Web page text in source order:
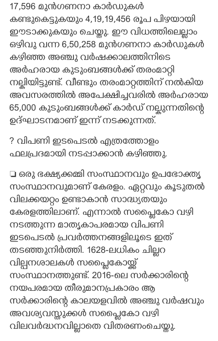
17,596 മുൻഗണനാ കാർഡുകൾ
കണ്ടുകെട്ടുകയും 4,19,19,456 രൂപ പിഴയായി
ഈടാക്കുകയും ചെയ്തു. ഈ വിധത്തിലെല്ലാം
ഒഴിവു വന്ന 6,50,258 മുൻഗണനാ കാർഡുകൾ
കഴിഞ്ഞ അഞ്ചു വർഷക്കാലത്തിനിടെ
അർഹരായ കുടുംബങ്ങൾക്ക് തരംമാറ്റി
നല്കിയിട്ടുണ്ട്. വീണ്ടും തരംമാറ്റത്തിന് നൽകിയ
അവസരത്തിൽ അപേക്ഷിച്ചവരിൽ അർഹരായ
65,000 കുടുംബങ്ങൾക്ക് കാർഡ് നല്കുന്നതിന്റെ
ഉദ്ഘാടനമാണ് ഇന്ന് നടക്കുന്നത്.
?​ വിപണി ഇടപെടൽ എത്രത്തോളം
ഫലപ്രദമായി നടപ്പാക്കാൻ കഴിഞ്ഞു.
 ഒരു ഭക്ഷ്യക്കമ്മി സംസ്ഥാനവും ഉപഭോക്തൃ
സംസ്ഥാനവുമാണ് കേരളം. ഏറ്റവും കൂടുതൽ
വിലക്കയറ്റം ഉണ്ടാകാൻ സാദ്ധ്യതയും
കേരളത്തിലാണ്. എന്നാൽ സപ്ലൈകോ വഴി
നടത്തുന്ന മാതൃകാപരമായ വിപണി
ഇടപെടൽ പ്രവർത്തനങ്ങളിലൂടെ ഇത്
തടഞ്ഞുനിർത്തി. 1628-ലധികം ചില്ലറ
വില്പനശാലകൾ സപ്ലൈകോയ്ക്ക്
സംസ്ഥാനത്തുണ്ട്. 2016-ലെ സർക്കാരിന്റെ
നയപരമായ തീരുമാനപ്രകാരം ആ
സർക്കാരിന്റെ കാലയളവിൽ അഞ്ചു വർഷവും
അവശ്യവസ്തുക്കൾ സപ്ലൈകോ വഴി
വിലവർദ്ധനവില്ലാതെ വിതരണംചെയ്തു.